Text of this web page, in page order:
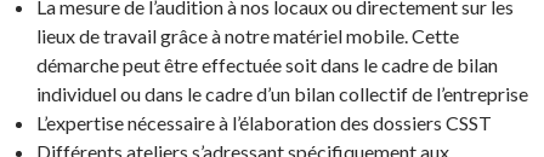
La mesure de l’audition à nos locaux ou directement sur les
lieux de travail grâce à notre matériel mobile. Cette
démarche peut être effectuée soit dans le cadre de bilan
individuel ou dans le cadre d’un bilan collectif de l’entreprise
L’expertise nécessaire à l’élaboration des dossiers CSST
Différents ateliers s’adressant spécifiquement aux